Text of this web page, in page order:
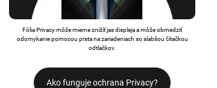
Fólia Privacy môže mierne znižíť jas displeja a môže obmedziť
odomykanie pomocou prsta na zariadeniach so slabšou čítačkou
odtlačkov.
Ako funguje ochrana Privacy?